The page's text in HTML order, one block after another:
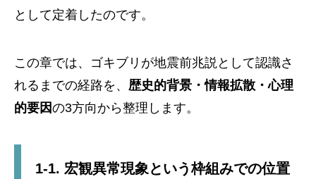
として定着したのです。
この章では、ゴキブリが地震前兆説として認識さ
れるまでの経路を、 歴史的背景・情報拡散・心理
的要因の3方向から整理します。
1-1. 宏観異常現象という枠組みでの位置